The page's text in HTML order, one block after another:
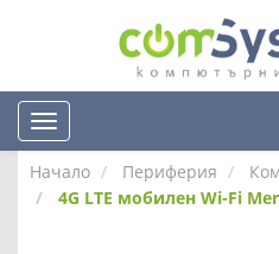
Начало Периферия
4G LTE мобилен Wi-Fi